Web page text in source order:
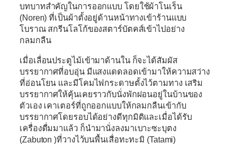
บทบาทสำคัญในการออกแบบ โดยใช้ผ้าโนเร็น
(Noren) ที่เป็นผ้าตั้งอยู่ด้านหน้าทางเข้าร้านแบบ
โบราณ สกรีนโลโก้ของสตาร์บัตคส์เข้าไปอย่าง
กลมกลืน
เมื่อเลื่อนประตูไม้เข้ามาด้านใน ก็จะได้สัมผัส
บรรยากาศที่อบอุ่น มีแสงแดดลอดเข้ามาให้ความสว่าง
ที่อ่อนโยน และมีโคมไฟกระดาษตั้งไว้ตามทาง เสริม
บรรยากาศให้คุ้นเคยราวกับนั่งพักผ่อนอยู่ในบ้านของ
ตัวเอง เคาเตอร์ที่ถูกออกแบบให้กลมกลืนเข้ากับ
บรรยากาศโดยรอบได้อย่างดีทุกมิติและเมื่อได้รับ
เครื่องดื่มมาแล้ว ก็นำมานั่งลงมาเบาะซะบุตง
(Zabuton )ที่วางไว้บนพื้นเสื่อทะทะมิ (Tatami)